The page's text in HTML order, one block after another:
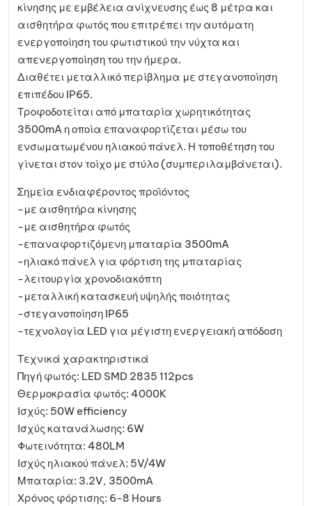
κίνησης με εμβέλεια ανίχνευσης έως 8 μέτρα και
αισθητήρα φωτός που επιτρέπει την αυτόματη
ενεργοποίηση του φωτιστικού την νύχτα και
απενεργοποίηση του την ήμερα.
Διαθέτει μεταλλικό περίβλημα με στεγανοποίηση
επιπέδου IP65.
Τροφοδοτείται από μπαταρία χωρητικότητας
3500mA η οποία επαναφορτίζεται μέσω του
ενσωματωμένου ηλιακού πάνελ. Η τοποθέτηση του
γίνεται στον τοίχο με στύλο (συμπεριλαμβάνεται).
Σημεία ενδιαφέροντος προϊόντος
-με αισθητήρα κίνησης
-με αισθητήρα φωτός
-επαναφορτιζόμενη μπαταρία 3500mA
-ηλιακό πάνελ για φόρτιση της μπαταρίας
-λειτουργία χρονοδιακόπτη
-μεταλλική κατασκευή υψηλής ποιότητας
-στεγανοποίηση IP65
-τεχνολογία LED για μέγιστη ενεργειακή απόδοση
Τεχνικά χαρακτηριστικά
Πηγή φωτός: LED SMD 2835 112pcs
Θερμοκρασία φωτός: 4000K
Ισχύς: 50W efficiency
Ισχύς κατανάλωσης: 6W
Φωτεινότητα: 480LM
Ισχύς ηλιακού πάνελ: 5V/4W
Μπαταρία: 3.2V, 3500mA
Χρόνος φόρτισης: 6-8 Hours